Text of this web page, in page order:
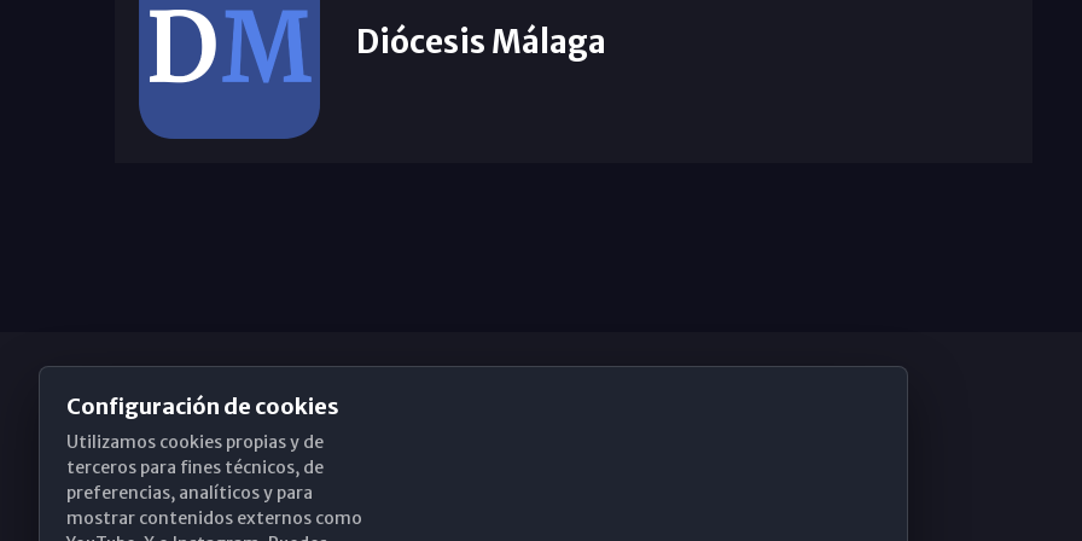
Diócesis Málaga
Obispado de Málaga
Configuración de cookies
Utilizamos cookies propias y de
terceros para fines técnicos, de
preferencias, analíticos y para
mostrar contenidos externos como